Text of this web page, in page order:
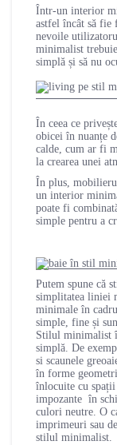
Într-un interior
astfel încât să fie
nevoile
minimalist
simplă și să nu
În ceea ce
obicei în nuanțe
calde, cum ar fi
la crearea unei
În plus,
un interior
poate fi
simple pentru a
Putem spune că
simplitatea liniei
minimale în
simple, fine și
Stilul minimalist
simplă. De
si scaunele
în forme
înlocuite cu
impozante în
culori neutre. O
imprimeuri sau
stilul minimalist.